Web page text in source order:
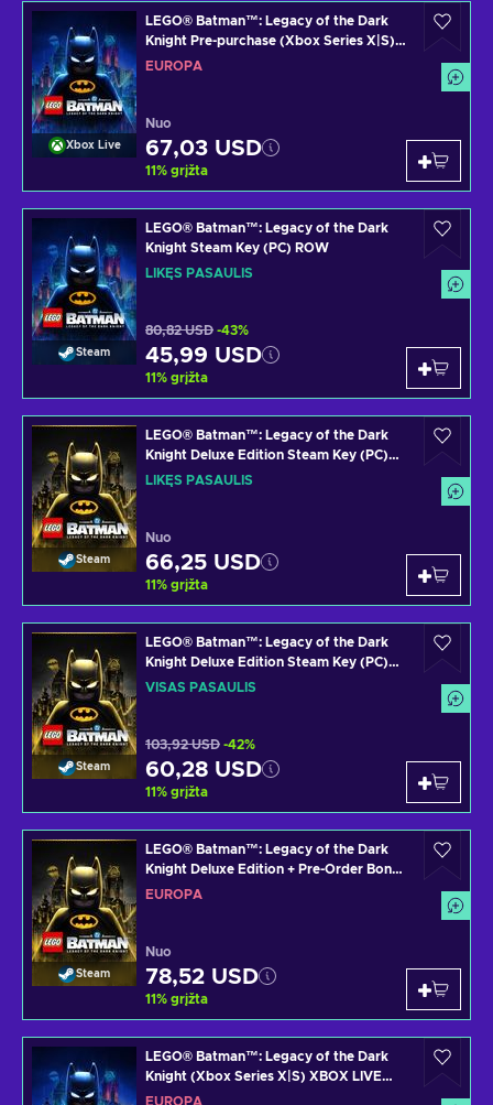
Xbox Live
LEGO® Batman™: Legacy of the Dark
Knight Pre-purchase (Xbox Series X|S)
XBOX LIVE Key EUROPE
EUROPA
Nuo
67,03 USD
11% grįžta
Steam
LEGO® Batman™: Legacy of the Dark
Knight Steam Key (PC) ROW
LIKĘS PASAULIS
80,82 USD -43%
45,99 USD
11% grįžta
Steam
LEGO® Batman™: Legacy of the Dark
Knight Deluxe Edition Steam Key (PC)
ROW
LIKĘS PASAULIS
Nuo
66,25 USD
11% grįžta
Steam
LEGO® Batman™: Legacy of the Dark
Knight Deluxe Edition Steam Key (PC)
GLOBAL
VISAS PASAULIS
103,92 USD -42%
60,28 USD
11% grįžta
Steam
LEGO® Batman™: Legacy of the Dark
Knight Deluxe Edition + Pre-Order Bonus
Steam Key (PC) EUROPE
EUROPA
Nuo
78,52 USD
11% grįžta
LEGO® Batman™: Legacy of the Dark
Knight (Xbox Series X|S) XBOX LIVE
Key EUROPE
EUROPA